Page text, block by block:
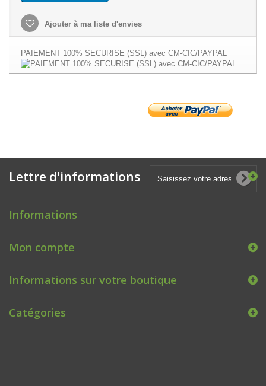
Ajouter à ma liste d'envies
PAIEMENT 100% SECURISE (SSL) avec CM-CIC/PAYPAL
Lettre d'informations
Informations
Mon compte
Informations sur votre boutique
Catégories